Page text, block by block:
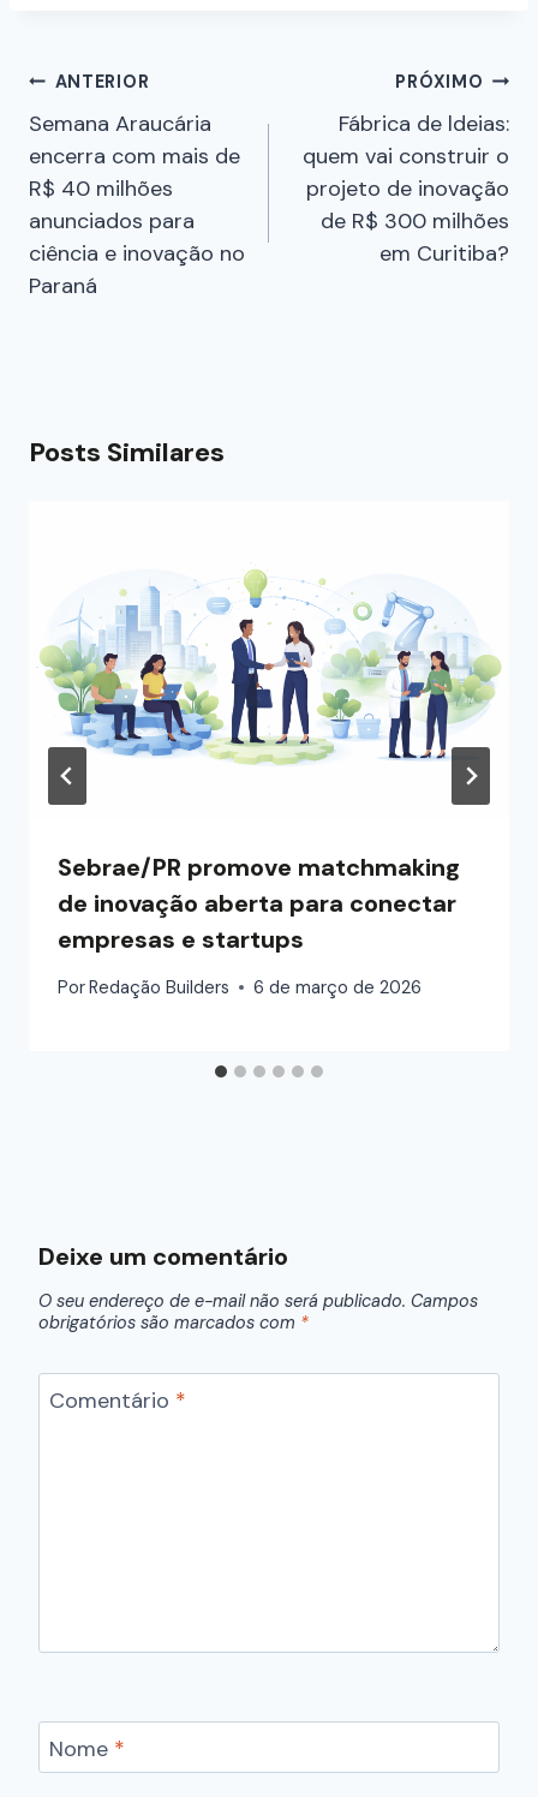
ANTERIOR
Semana Araucária
encerra com mais de
R$ 40 milhões
anunciados para
ciência e inovação no
Paraná
PRÓXIMO
Fábrica de ldeias:
quem vai construir o
projeto de inovação
de R$ 300 milhões
em Curitiba?
Posts Similares
Sebrae/PR promove matchmaking
de inovação aberta para conectar
empresas e startups
PorRedação Builders 6 de março de 2026
Deixe um comentário
O seu endereço de e-mail não será publicado. Campos
obrigatórios são marcados com *
Comentário *
Nome *